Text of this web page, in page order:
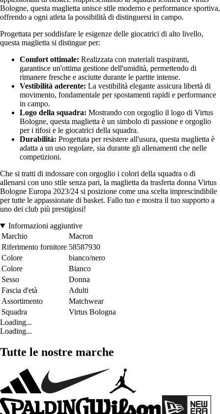
Bologne, questa maglietta unisce stile moderno e performance sportiva,
offrendo a ogni atleta la possibilità di distinguersi in campo.
Progettata per soddisfare le esigenze delle giocatrici di alto livello,
questa maglietta si distingue per:
Comfort ottimale: Realizzata con materiali traspiranti,
garantisce un'ottima gestione dell'umidità, permettendo di
rimanere fresche e asciutte durante le partite intense.
Vestibilità aderente: La vestibilità elegante assicura libertà di
movimento, fondamentale per spostamenti rapidi e performance
in campo.
Logo della squadra: Mostrando con orgoglio il logo di Virtus
Bologne, questa maglietta è un simbolo di passione e orgoglio
per i tifosi e le giocatrici della squadra.
Durabilità: Progettata per resistere all'usura, questa maglietta è
adatta a un uso regolare, sia durante gli allenamenti che nelle
competizioni.
Che si tratti di indossare con orgoglio i colori della squadra o di
allenarsi con uno stile senza pari, la maglietta da trasferta donna Virtus
Bologne Europa 2023/24 si posizione come una scelta imprescindibile
per tutte le appassionate di basket. Fallo tuo e mostra il tuo supporto a
uno dei club più prestigiosi!
Informazioni aggiuntive
Marchio
Macron
Riferimento fornitore 58587930
Colore
bianco/nero
Colore
Bianco
Sesso
Donna
Fascia d'età
Adulti
Assortimento
Matchwear
Squadra
Virtus Bologna
Loading...
Loading...
Tutte le nostre marche